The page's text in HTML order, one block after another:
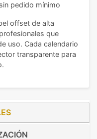
pedido mínimo
offset de alta
que
uso. Cada calendario
transparente para